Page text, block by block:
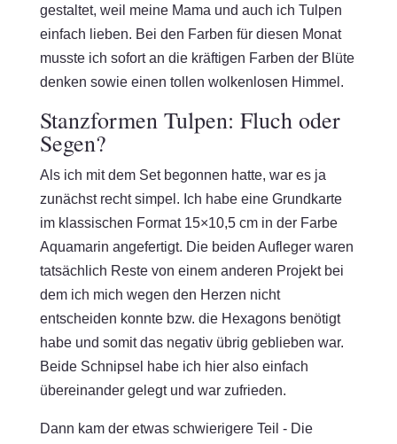
gestaltet, weil meine Mama und auch ich Tulpen
einfach lieben. Bei den Farben für diesen Monat
musste ich sofort an die kräftigen Farben der Blüte
denken sowie einen tollen wolkenlosen Himmel.
Stanzformen Tulpen: Fluch oder
Segen?
Als ich mit dem Set begonnen hatte, war es ja
zunächst recht simpel. Ich habe eine Grundkarte
im klassischen Format 15×10,5 cm in der Farbe
Aquamarin angefertigt. Die beiden Aufleger waren
tatsächlich Reste von einem anderen Projekt bei
dem ich mich wegen den Herzen nicht
entscheiden konnte bzw. die Hexagons benötigt
habe und somit das negativ übrig geblieben war.
Beide Schnipsel habe ich hier also einfach
übereinander gelegt und war zufrieden.
Dann kam der etwas schwierigere Teil - Die